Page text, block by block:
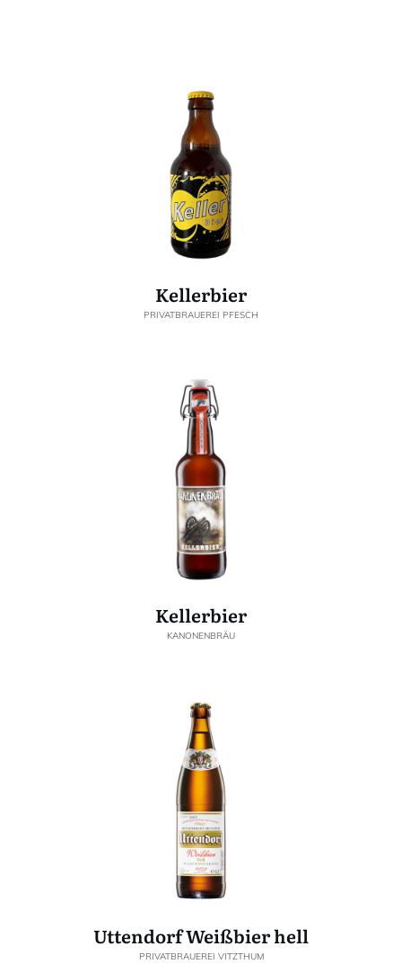
Kellerbier
PRIVATBRAUEREI PFESCH
Kellerbier
KANONENBRÄU
Uttendorf Weißbier hell
PRIVATBRAUEREI VITZTHUM